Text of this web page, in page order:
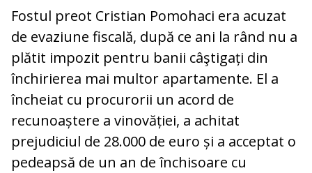
Fostul preot Cristian Pomohaci era acuzat
de evaziune fiscală, după ce ani la rând nu a
plătit impozit pentru banii câştigați din
închirierea mai multor apartamente. El a
încheiat cu procurorii un acord de
recunoaștere a vinovăției, a achitat
prejudiciul de 28.000 de euro și a acceptat o
pedeapsă de un an de închisoare cu